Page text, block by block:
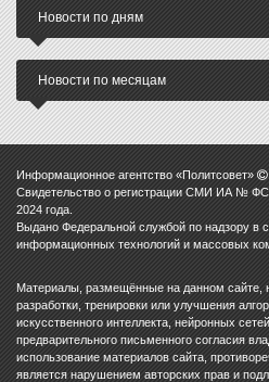
Новости по дням
Новости по месяцам
Информационное агентство «Политсовет»
Свидетельство о регистрации СМИ ИА №
2024 года.
Выдано Федеральной службой по надзору в
информационных технологий и массовых
Материалы, размещённые на данном сайте,
разработки, тренировки или улучшения
искусственного интеллекта, нейронных
предварительного письменного согласия
использование материалов сайта,
является нарушением авторских прав и